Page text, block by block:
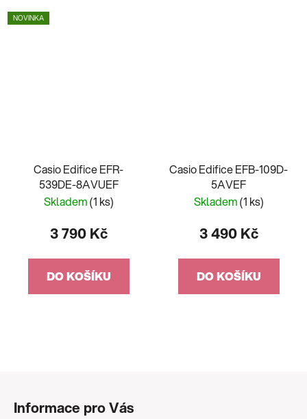
NOVINKA
Casio Edifice EFR-
539DE-8AVUEF
Skladem(1 ks)
3 790 Kč
DO KOŠÍKU
Casio Edifice EFB-109D-
5AVEF
Skladem(1 ks)
3 490 Kč
DO KOŠÍKU
Informace pro Vás